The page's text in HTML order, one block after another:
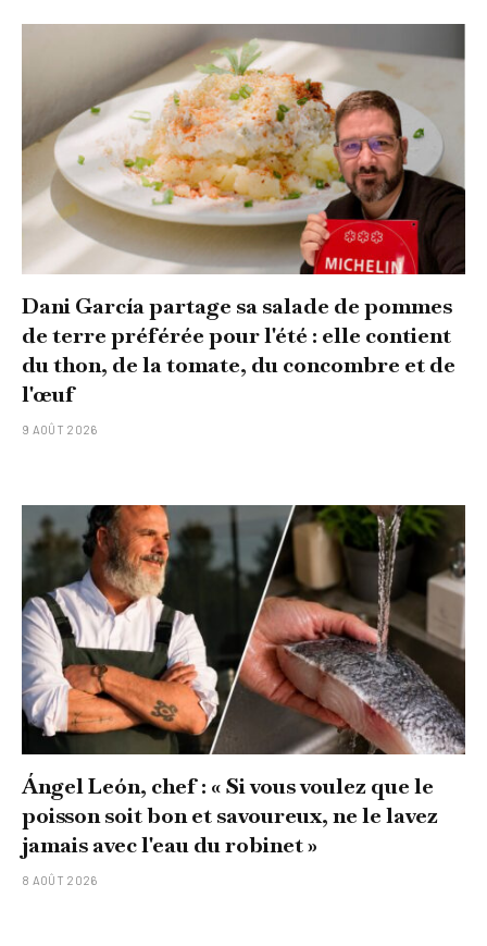
Dani García partage sa salade de pommes
de terre préférée pour l'été : elle contient
du thon, de la tomate, du concombre et de
l'œuf
9 AOÛT 2026
Ángel León, chef : « Si vous voulez que le
poisson soit bon et savoureux, ne le lavez
jamais avec l'eau du robinet »
8 AOÛT 2026